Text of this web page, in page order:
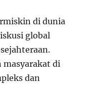
di dunia
global
masyarakat di
dan